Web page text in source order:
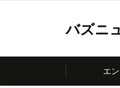
バズニ
エ